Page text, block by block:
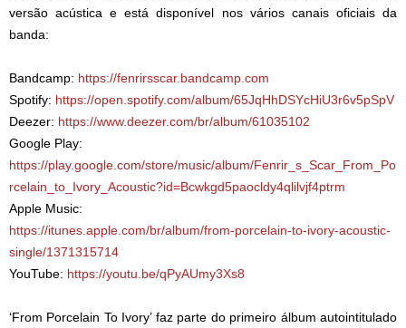
versão acústica e está disponível nos vários canais oficiais da
banda:
Bandcamp: https://fenrirsscar.bandcamp.com
Spotify: https://open.spotify.com/album/65JqHhDSYcHiU3r6v5pSpV
Deezer: https://www.deezer.com/br/album/61035102
Google Play:
https://play.google.com/store/music/album/Fenrir_s_Scar_From_Po
rcelain_to_Ivory_Acoustic?id=Bcwkgd5paocldy4qlilvjf4ptrm
Apple Music:
https://itunes.apple.com/br/album/from-porcelain-to-ivory-acoustic-
single/1371315714
YouTube: https://youtu.be/qPyAUmy3Xs8
‘From Porcelain To Ivory’ faz parte do primeiro álbum autointitulado